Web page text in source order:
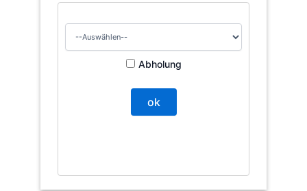
Abholung